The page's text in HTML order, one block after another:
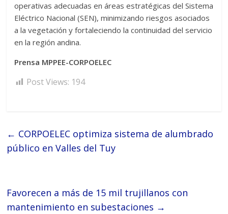
operativas adecuadas en áreas estratégicas del Sistema
Eléctrico Nacional (SEN), minimizando riesgos asociados
a la vegetación y fortaleciendo la continuidad del servicio
en la región andina.
Prensa MPPEE-CORPOELEC
Post Views: 194
← CORPOELEC optimiza sistema de alumbrado
público en Valles del Tuy
Favorecen a más de 15 mil trujillanos con
mantenimiento en subestaciones →